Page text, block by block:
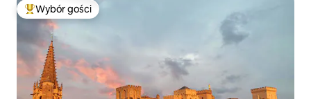
Najpopularniejsze z kategorii Wybór gości
Wybór gości